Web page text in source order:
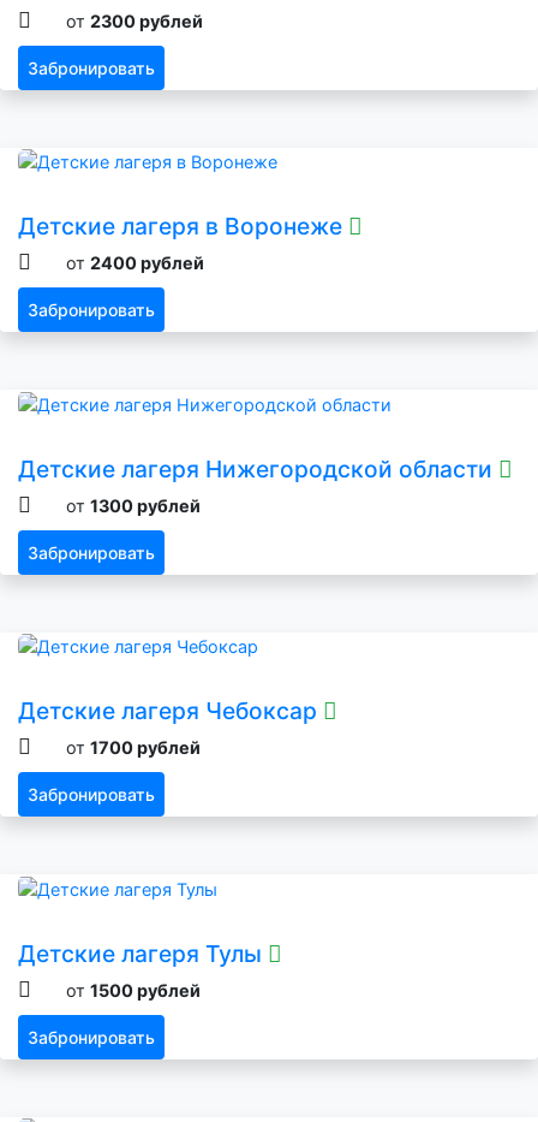
от 2300 рублей
Забронировать
Детские лагеря в Воронеже
от 2400 рублей
Забронировать
Детские лагеря Нижегородской области
от 1300 рублей
Забронировать
Детские лагеря Чебоксар
от 1700 рублей
Забронировать
Детские лагеря Тулы
от 1500 рублей
Забронировать